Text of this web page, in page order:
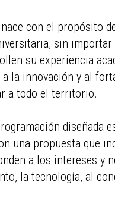
con el propósito
sin importar
su experiencia
la innovación y al
a todo el territorio.
diseñada
una propuesta que
a los intereses y
la tecnología, al